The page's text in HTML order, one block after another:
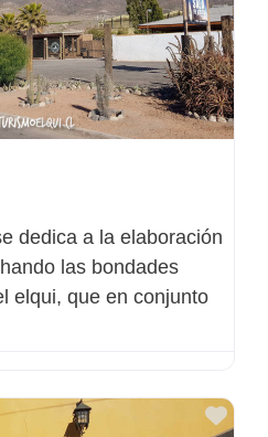
dedica a la elaboración
las bondades
elqui, que en conjunto